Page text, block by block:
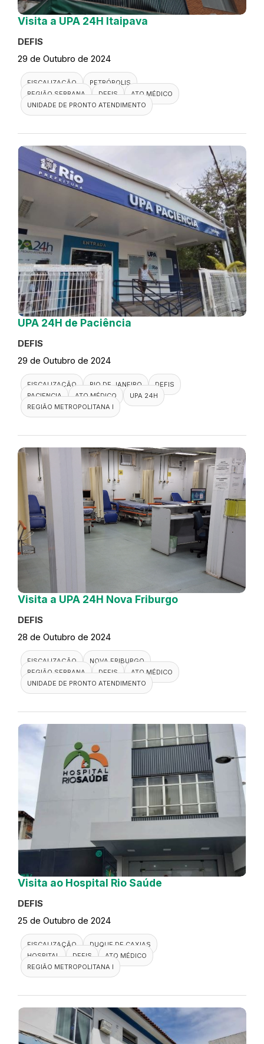
Visita a UPA 24H Itaipava
DEFIS
29 de Outubro de 2024
FISCALIZAÇÃO
PETRÓPOLIS
REGIÃO SERRANA
DEFIS
ATO MÉDICO
UNIDADE DE PRONTO ATENDIMENTO
UPA 24H de Paciência
DEFIS
29 de Outubro de 2024
FISCALIZAÇÃO RIO DE JANEIRO
DEFIS
PACIENCIA
ATO MÉDICO
UPA 24H
REGIÃO METROPOLITANA I
Visita a UPA 24H Nova Friburgo
DEFIS
28 de Outubro de 2024
FISCALIZAÇÃO
NOVA FRIBURGO
REGIÃO SERRANA
DEFIS
ATO MÉDICO
UNIDADE DE PRONTO ATENDIMENTO
Visita ao Hospital Rio Saúde
DEFIS
25 de Outubro de 2024
FISCALIZAÇÃO
DUQUE DE CAXIAS
HOSPITAL
DEFIS
ATO MÉDICO
REGIÃO METROPOLITANA I